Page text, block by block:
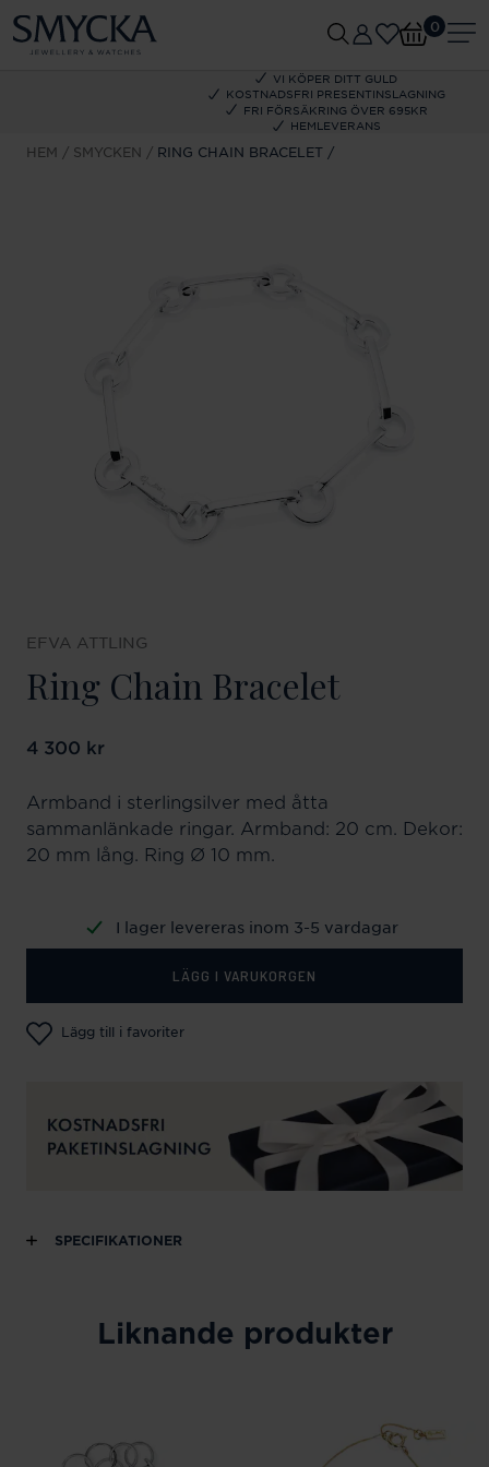
VI KÖPER DITT GULD
KOSTNADSFRI PRESENTINSLAGNING
FRI FÖRSÄKRING ÖVER 695KR
HEMLEVERANS
0
HEM SMYCKEN RING CHAIN BRACELET
EFVA ATTLING
Ring Chain Bracelet
Pris:4 300 kr
4 300 kr
Armband i sterlingsilver med åtta
sammanlänkade ringar. Armband: 20 cm. Dekor:
20 mm lång. Ring Ø 10 mm.
I lager levereras inom 3-5 vardagar
LÄGG I VARUKORGEN
Lägg till i favoriter
SPECIFIKATIONER
Liknande produkter